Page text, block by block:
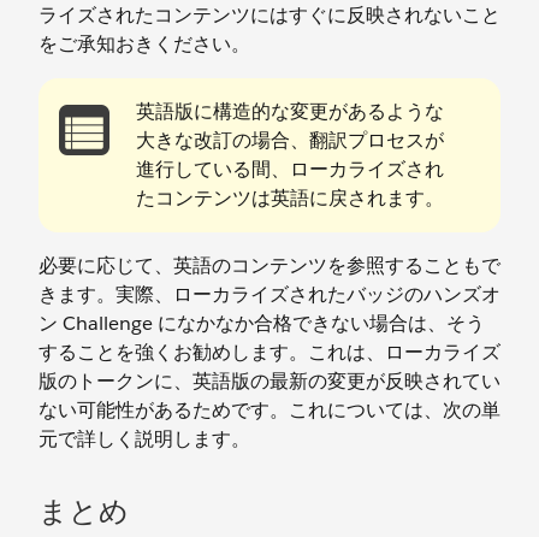
ライズされたコンテンツにはすぐに反映されないこと
をご承知おきください。
英語版に構造的な変更があるような
大きな改訂の場合、翻訳プロセスが
進行している間、ローカライズされ
たコンテンツは英語に戻されます。
必要に応じて、英語のコンテンツを参照することもで
きます。実際、ローカライズされたバッジのハンズオ
ン Challenge になかなか合格できない場合は、そう
することを強くお勧めします。これは、ローカライズ
版のトークンに、英語版の最新の変更が反映されてい
ない可能性があるためです。これについては、次の単
元で詳しく説明します。
まとめ